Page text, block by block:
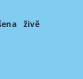
živě